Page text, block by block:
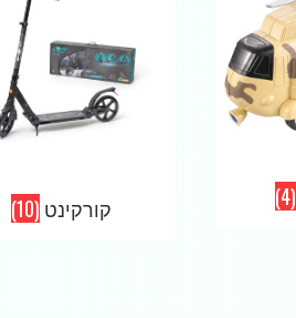
(4) קורקינט (10)